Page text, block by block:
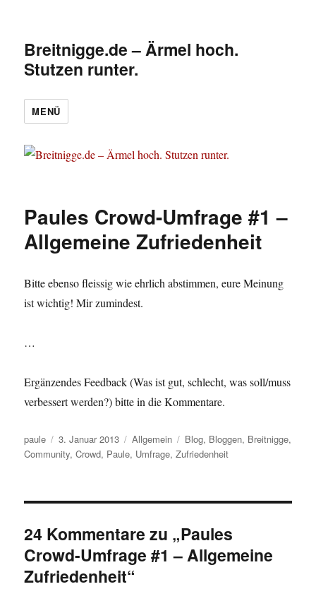
Breitnigge.de – Ärmel hoch.
Stutzen runter.
MENÜ
Paules Crowd-Umfrage #1 –
Allgemeine Zufriedenheit
Bitte ebenso fleissig wie ehrlich abstimmen, eure Meinung
ist wichtig! Mir zumindest.
…
Ergänzendes Feedback (Was ist gut, schlecht, was soll/muss
verbessert werden?) bitte in die Kommentare.
Autor
paule
Veröffentlicht
am
3. Januar 2013 Kategorien
Allgemein Schlagwörter
Blog, Bloggen, Breitnigge,
Community,Crowd, Paule, Umfrage,Zufriedenheit
24 Kommentare zu „Paules
Crowd-Umfrage #1 – Allgemeine
Zufriedenheit“